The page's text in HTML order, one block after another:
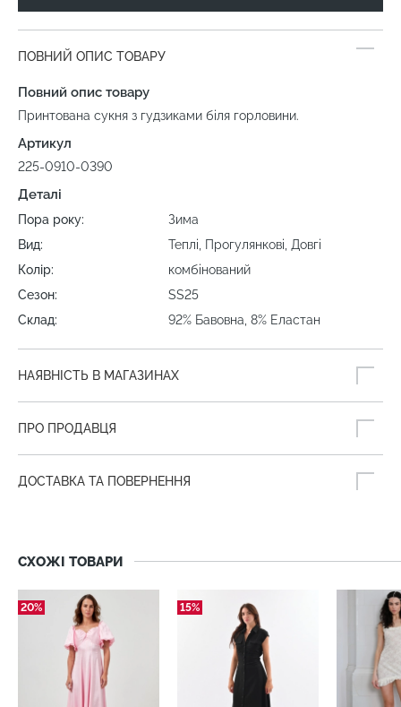
ПОВНИЙ ОПИС ТОВАРУ
Повний опис товару
Принтована сукня з гудзиками біля горловини.
Артикул
225-0910-0390
Деталі
Пора року:
Зима
Вид:
Теплі, Прогулянкові, Довгі
Колір:
комбінований
Сезон:
SS25
Склад:
92% Бавовна, 8% Еластан
НАЯВНІСТЬ В МАГАЗИНАХ
ПРО ПРОДАВЦЯ
ДОСТАВКА ТА ПОВЕРНЕННЯ
СХОЖІ ТОВАРИ
20% 15%